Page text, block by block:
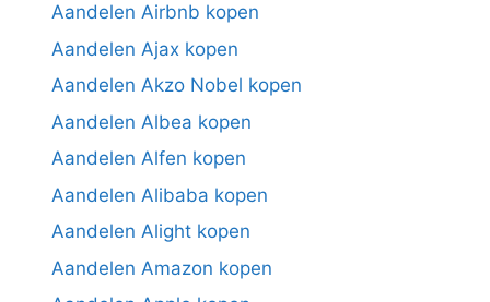
Aandelen Airbnb kopen
Aandelen Ajax kopen
Aandelen Akzo Nobel kopen
Aandelen Albea kopen
Aandelen Alfen kopen
Aandelen Alibaba kopen
Aandelen Alight kopen
Aandelen Amazon kopen